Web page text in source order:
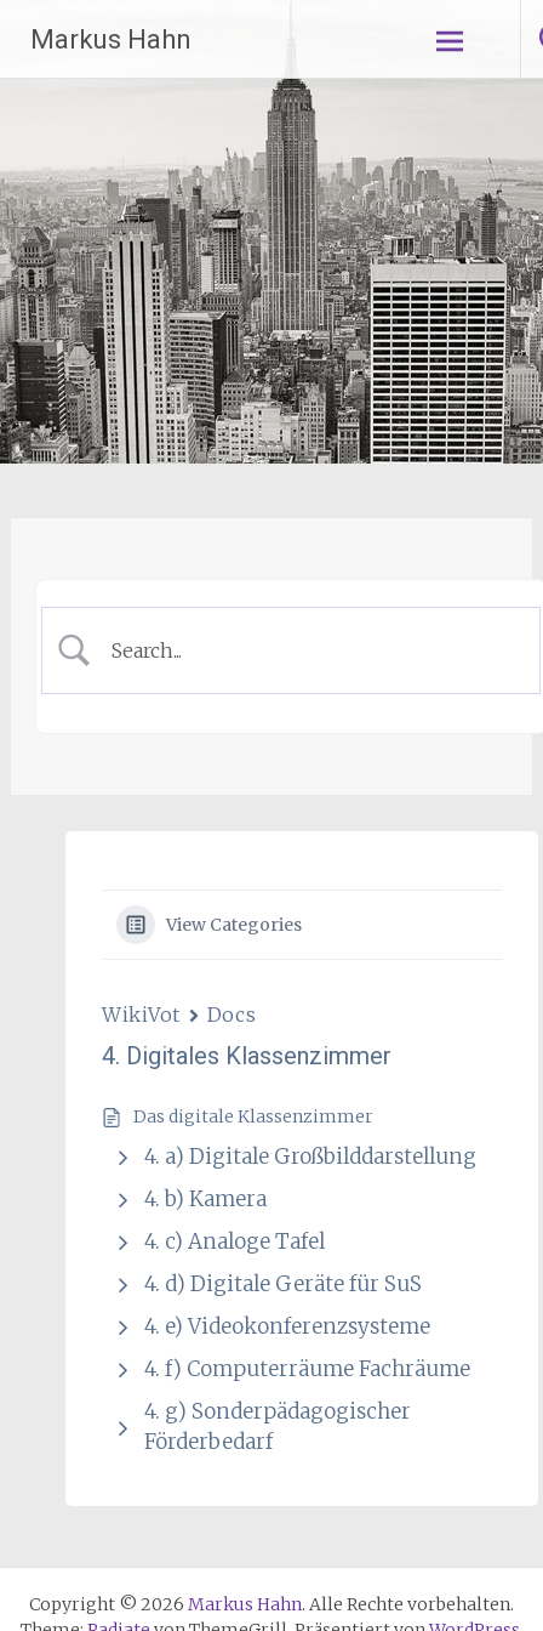
Inhalt
springen
Markus Hahn
View Categories
WikiVot Docs
4. Digitales Klassenzimmer
Das digitale Klassenzimmer
4. a) Digitale Großbilddarstellung
4. b) Kamera
4. c) Analoge Tafel
4. d) Digitale Geräte für SuS
4. e) Videokonferenzsysteme
4. f) Computerräume Fachräume
4. g) Sonderpädagogischer
Förderbedarf
Copyright © 2026 Markus Hahn. Alle Rechte vorbehalten.